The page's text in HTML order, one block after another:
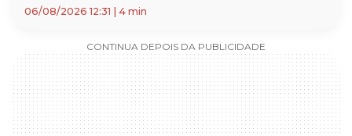
06/08/2026 12:31 4 min
CONTINUA DEPOIS DA PUBLICIDADE